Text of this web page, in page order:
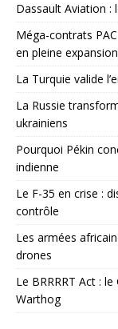
Dassault Aviation :
Méga-contrats
en pleine expansion
La Turquie valide
La Russie
ukrainiens
Pourquoi Pékin
indienne
Le F-35 en crise :
contrôle
Les armées
drones
Le BRRRRT Act :
Warthog